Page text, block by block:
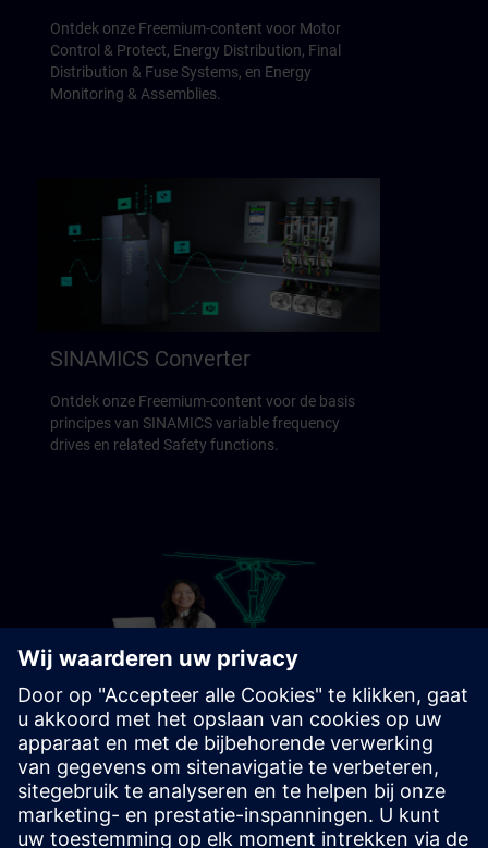
Ontdek onze Freemium-content voor Motor
Control & Protect, Energy Distribution, Final
Distribution & Fuse Systems, en Energy
Monitoring & Assemblies.
SINAMICS Converter
Ontdek onze Freemium-content voor de basis
principes van SINAMICS variable frequency
drives en related Safety functions.
SIMATIC Motion Control
Ontdek onze Freemium-content voor een ideale
kennismaking met SIMATIC Motion Control.